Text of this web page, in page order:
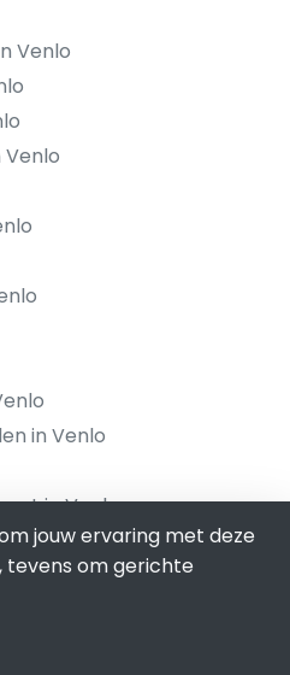
Venlo
in Venlo
in Venlo
jouw ervaring met deze
om gerichte